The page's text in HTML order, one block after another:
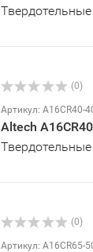
(0)
Артикул: A16CR40-
Altech
(0)
Артикул: A16CR65-